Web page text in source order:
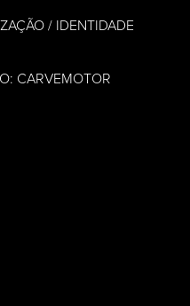
/ IDENTIDADE
CARVEMOTOR